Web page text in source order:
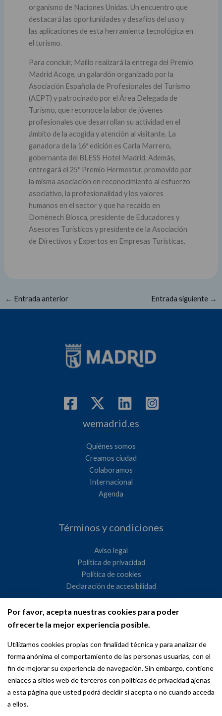
Por favor, acepta nuestras cookies para poder
ofrecerte la mejor experiencia posible.
Utilizamos cookies propias con finalidad técnica y para analizar de
forma anónima el comportamiento de las personas usuarias, con el
fin de mejorar su experiencia de navegación. Sin embargo, contiene
enlaces a sitios web de terceros con políticas de privacidad ajenas
a esta página que usted podrá decidir si acepta o no cuando acceda
a ellos.
organismo de Naciones Unidas. Un encuentro que
destacará las oportunidades y desafíos del uso y
las aplicaciones de esta herramienta tecnológica en
el turismo.
Para concluir, Maíllo realizará la entrega del Premio
Madrid Acoge, un galardón organizado por la
Asociación Española de Profesionales del Turismo
(AEPT) y patrocinado por el Área Delegada de
Turismo, que reconoce la labor de jóvenes
profesionales que desarrollan su actividad en el
ámbito de la acogida y atención al visitante. La
ganadora de la 16ª edición es Carla Marrero,
gobernanta del BLESS Hotel Madrid. Además,
entregará el 25º Premio Hermestur, promovido por
la misma asociación en reconocimiento al esfuerzo
asociativo, la profesionalidad y los valores
humanos en el sector y que ha recaído en
Domènech Biosca, presidente de Educadores y
Asesores Turísticos y presidente de la Asociación
de Directivos y Expertos en Empresas Turísticas.
← Entrada anterior Entrada siguiente →
wemadrid.es
Quiénes somos
Creamos ciudad
Colaboramos
Internacional
Agenda
Términos y condiciones
Aviso legal
Política de privacidad
Política de cookies
Declaración de accesibilidad
Ayuntamiento de Madrid
WeMadrid es un sitio web del Ayuntamiento de Madrid
dedicado a las relaciones institucionales y la actividad
internacional del Alcalde. ​